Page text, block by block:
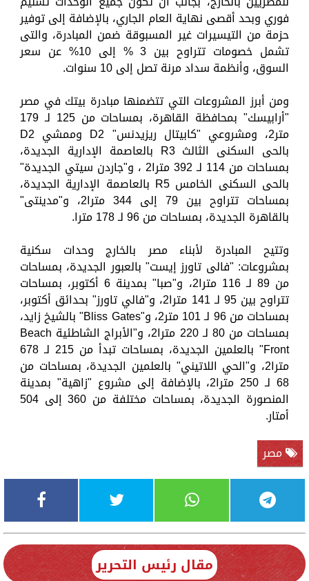
فوري وبحد أقصى نهاية العام الجاري، بالإضافة إلى توفير
حزمة من التيسيرات غير المسبوقة ضمن المبادرة، والتى
تشمل خصومات تتراوح بين 3 % إلى 10% عن سعر
السوق، وأنظمة سداد مرنة تصل إلى 10 سنوات.
ومن أبرز المشروعات التي تتضمنها مبادرة بيتك في مصر
"أرابيسك" بمحافظة القاهرة، بمساحات من 125 لـ 179
متر2، ومشروعي "كابيتال ريزيدنس" D2 وممشي D2
بالحى السكنى الثالث R3 بالعاصمة الإدارية الجديدة،
بمساحات من 114 لـ 392 مترا2 ، و"جاردن سيتي الجديدة"
بالحى السكنى الخامس R5 بالعاصمة الإدارية الجديدة،
بمساحات تتراوح بين 79 إلى 344 مترا2، و"مدينتى"
بالقاهرة الجديدة، بمساحات من 96 لـ 178 مترا.
وتتيح المبادرة لأبناء مصر بالخارج وحدات سكنية
بمشروعات: "فالى تاورز إيست" بالعبور الجديدة، بمساحات
من 89 لـ 116 مترا2، و"صبا" بمدينة 6 أكتوبر، بمساحات
تتراوح بين 95 لـ 141 مترا2، و"فالي تاورز" بحدائق أكتوبر،
بمساحات من 96 لـ 101 متر2، و"Bliss Gates" بالشيخ زايد،
بمساحات من 80 لـ 220 مترا2، و"الأبراج الشاطئية Beach
Front" بالعلمين الجديدة، بمساحات تبدأ من 215 لـ 678
مترا2، و"الحي اللاتيني" بالعلمين الجديدة، بمساحات من
68 لـ 250 مترا2، بالإضافة إلى مشروع "زاهية" بمدينة
المنصورة الجديدة، بمساحات مختلفة من 360 إلى 504
أمتار.
مصر
مقال رئيس التحرير